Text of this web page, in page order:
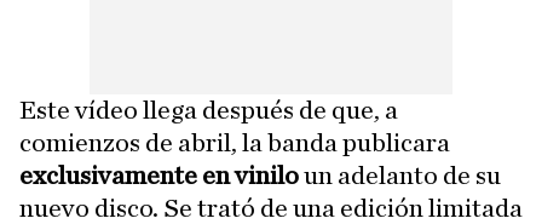
Este vídeo llega después de que, a
comienzos de abril, la banda publicara
exclusivamente en viniloun adelanto de su
nuevo disco. Se trató de una edición limitada